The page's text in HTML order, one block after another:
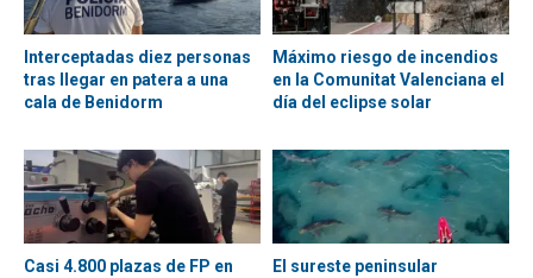
Interceptadas diez personas
tras llegar en patera a una
cala de Benidorm
Máximo riesgo de incendios
en la Comunitat Valenciana el
día del eclipse solar
Casi 4.800 plazas de FP en
El sureste peninsular